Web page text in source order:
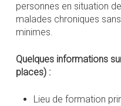
personnes en situation
malades chroniques
minimes.
Quelques informations
places) :
Lieu de formation